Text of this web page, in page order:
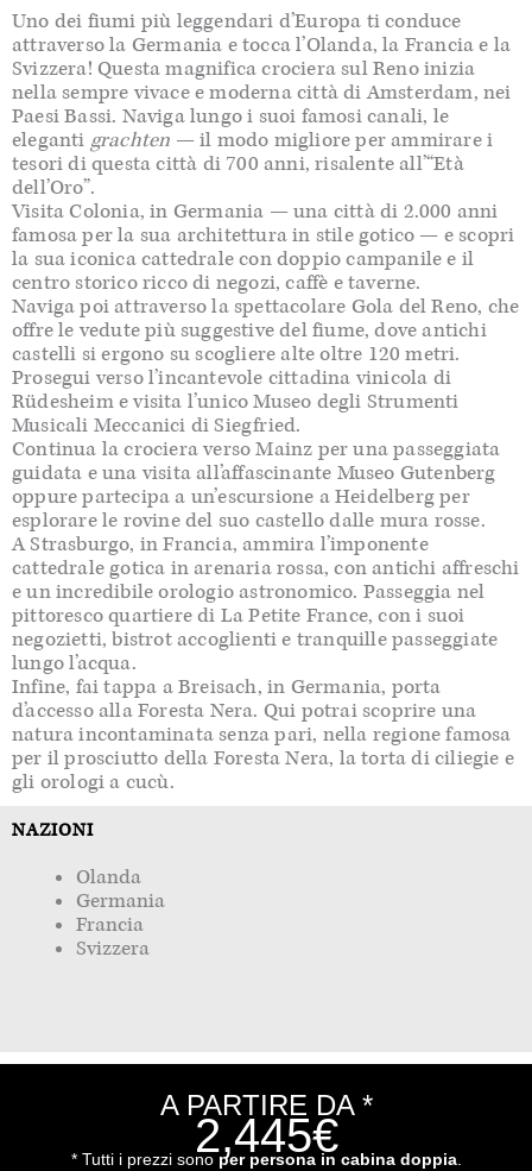
Uno dei fiumi più leggendari d’Europa ti conduce
attraverso la Germania e tocca l’Olanda, la Francia e la
Svizzera! Questa magnifica crociera sul Reno inizia
nella sempre vivace e moderna città di Amsterdam, nei
Paesi Bassi. Naviga lungo i suoi famosi canali, le
eleganti grachten — il modo migliore per ammirare i
tesori di questa città di 700 anni, risalente all’“Età
dell’Oro”.
Visita Colonia, in Germania — una città di 2.000 anni
famosa per la sua architettura in stile gotico — e scopri
la sua iconica cattedrale con doppio campanile e il
centro storico ricco di negozi, caffè e taverne.
Naviga poi attraverso la spettacolare Gola del Reno, che
offre le vedute più suggestive del fiume, dove antichi
castelli si ergono su scogliere alte oltre 120 metri.
Prosegui verso l’incantevole cittadina vinicola di
Rüdesheim e visita l’unico Museo degli Strumenti
Musicali Meccanici di Siegfried.
Continua la crociera verso Mainz per una passeggiata
guidata e una visita all’affascinante Museo Gutenberg
oppure partecipa a un’escursione a Heidelberg per
esplorare le rovine del suo castello dalle mura rosse.
A Strasburgo, in Francia, ammira l’imponente
cattedrale gotica in arenaria rossa, con antichi affreschi
e un incredibile orologio astronomico. Passeggia nel
pittoresco quartiere di La Petite France, con i suoi
negozietti, bistrot accoglienti e tranquille passeggiate
lungo l’acqua.
Infine, fai tappa a Breisach, in Germania, porta
d’accesso alla Foresta Nera. Qui potrai scoprire una
natura incontaminata senza pari, nella regione famosa
per il prosciutto della Foresta Nera, la torta di ciliegie e
gli orologi a cucù.
NAZIONI
Olanda
Germania
Francia
Svizzera
A PARTIRE DA *
2,445€
* Tutti i prezzi sonoper persona in cabina doppia.